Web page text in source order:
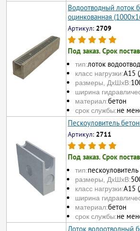
Водоотводный лоток
оцинкованная
Артикул: 2709
Под заказ. Срок
тип:лоток
класс нагрузки:А15
размеры, ДхШхВ:
ширина
материал:бетон
срок службы:не
Пескоуловитель
Артикул: 2711
Под заказ. Срок
тип:
размеры, ДхШхВ:
класс нагрузки:А15
ширина
материал:бетон
срок службы:не
Лоток водоотводный